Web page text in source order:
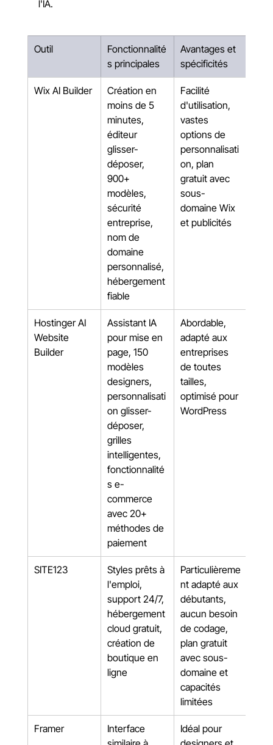
l'IA.
Outil
Fonctionnalité
s principales
Avantages et
spécificités
Wix AI Builder
Création en
moins de 5
minutes,
éditeur
glisser-
déposer,
900+
modèles,
sécurité
entreprise,
nom de
domaine
personnalisé,
hébergement
fiable
Facilité
d'utilisation,
vastes
options de
personnalisati
on, plan
gratuit avec
sous-
domaine Wix
et publicités
Hostinger AI
Website
Builder
Assistant IA
pour mise en
page, 150
modèles
designers,
personnalisati
on glisser-
déposer,
grilles
intelligentes,
fonctionnalité
s e-
commerce
avec 20+
méthodes de
paiement
Abordable,
adapté aux
entreprises
de toutes
tailles,
optimisé pour
WordPress
SITE123
Styles prêts à
l'emploi,
support 24/7,
hébergement
cloud gratuit,
création de
boutique en
ligne
Particulièreme
nt adapté aux
débutants,
aucun besoin
de codage,
plan gratuit
avec sous-
domaine et
capacités
limitées
Framer
Interface
Idéal pour